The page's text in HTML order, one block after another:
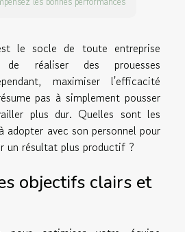
le socle de toute entreprise
de réaliser des prouesses
maximiser l'efficacité
pas à simplement pousser
plus dur. Quelles sont les
adopter avec son personnel pour
un résultat plus productif ?
objectifs clairs et